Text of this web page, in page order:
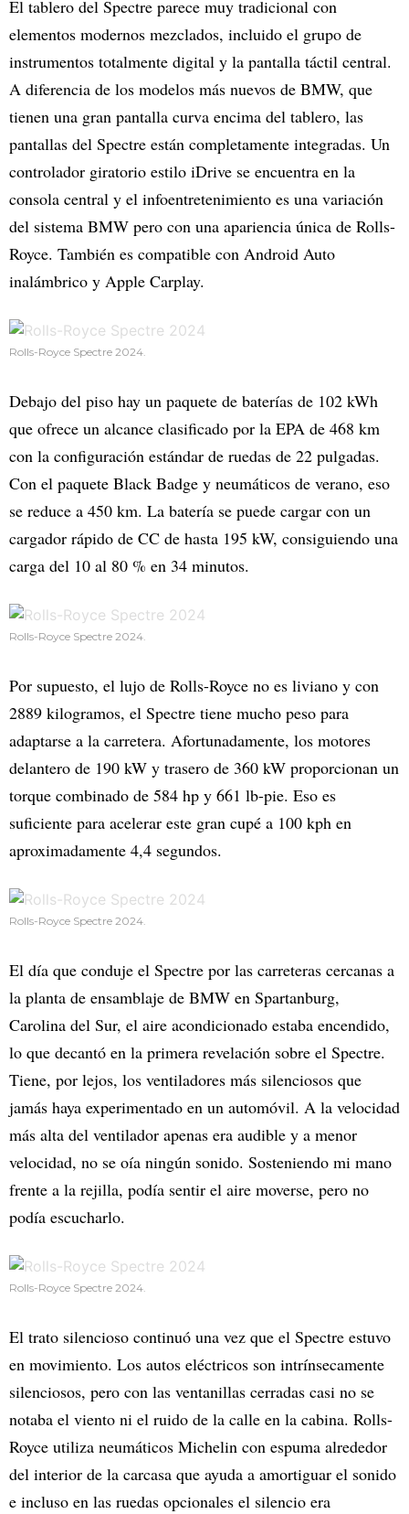
El tablero del Spectre parece muy tradicional con
elementos modernos mezclados, incluido el grupo de
instrumentos totalmente digital y la pantalla táctil central.
A diferencia de los modelos más nuevos de BMW, que
tienen una gran pantalla curva encima del tablero, las
pantallas del Spectre están completamente integradas. Un
controlador giratorio estilo iDrive se encuentra en la
consola central y el infoentretenimiento es una variación
del sistema BMW pero con una apariencia única de Rolls-
Royce. También es compatible con Android Auto
inalámbrico y Apple Carplay.
Rolls-Royce Spectre 2024.
Debajo del piso hay un paquete de baterías de 102 kWh
que ofrece un alcance clasificado por la EPA de 468 km
con la configuración estándar de ruedas de 22 pulgadas.
Con el paquete Black Badge y neumáticos de verano, eso
se reduce a 450 km. La batería se puede cargar con un
cargador rápido de CC de hasta 195 kW, consiguiendo una
carga del 10 al 80 % en 34 minutos.
Rolls-Royce Spectre 2024.
Por supuesto, el lujo de Rolls-Royce no es liviano y con
2889 kilogramos, el Spectre tiene mucho peso para
adaptarse a la carretera. Afortunadamente, los motores
delantero de 190 kW y trasero de 360 kW proporcionan un
torque combinado de 584 hp y 661 lb-pie. Eso es
suficiente para acelerar este gran cupé a 100 kph en
aproximadamente 4,4 segundos.
Rolls-Royce Spectre 2024.
El día que conduje el Spectre por las carreteras cercanas a
la planta de ensamblaje de BMW en Spartanburg,
Carolina del Sur, el aire acondicionado estaba encendido,
lo que decantó en la primera revelación sobre el Spectre.
Tiene, por lejos, los ventiladores más silenciosos que
jamás haya experimentado en un automóvil. A la velocidad
más alta del ventilador apenas era audible y a menor
velocidad, no se oía ningún sonido. Sosteniendo mi mano
frente a la rejilla, podía sentir el aire moverse, pero no
podía escucharlo.
Rolls-Royce Spectre 2024.
El trato silencioso continuó una vez que el Spectre estuvo
en movimiento. Los autos eléctricos son intrínsecamente
silenciosos, pero con las ventanillas cerradas casi no se
notaba el viento ni el ruido de la calle en la cabina. Rolls-
Royce utiliza neumáticos Michelin con espuma alrededor
del interior de la carcasa que ayuda a amortiguar el sonido
e incluso en las ruedas opcionales el silencio era